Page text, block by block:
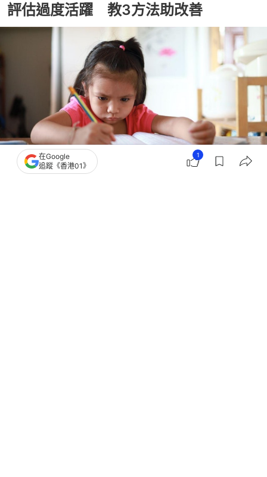
評估過度活躍 教3方法助改善
在Google
追蹤《香港01》
1